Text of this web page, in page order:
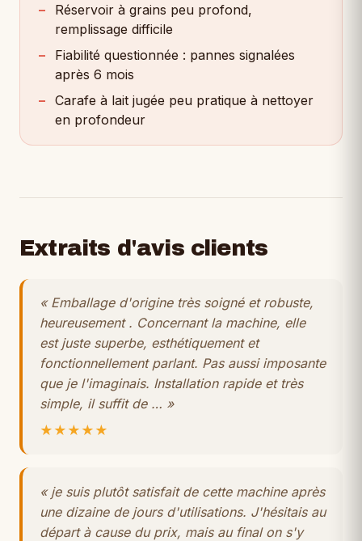
Réservoir à grains peu profond,
remplissage difficile
Fiabilité questionnée : pannes signalées
après 6 mois
Carafe à lait jugée peu pratique à nettoyer
en profondeur
Extraits d'avis clients
« Emballage d'origine très soigné et robuste,
heureusement . Concernant la machine, elle
est juste superbe, esthétiquement et
fonctionnellement parlant. Pas aussi imposante
que je l'imaginais. Installation rapide et très
simple, il suffit de … »
★★★★★
« je suis plutôt satisfait de cette machine après
une dizaine de jours d'utilisations. J'hésitais au
départ à cause du prix, mais au final on s'y